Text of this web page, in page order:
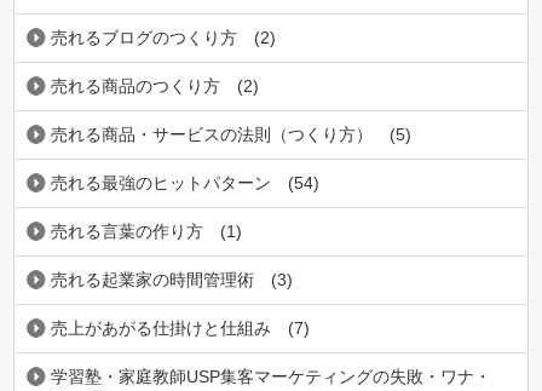
売れるブログのつくり方 (2)
売れる商品のつくり方 (2)
売れる商品・サービスの法則（つくり方） (5)
売れる最強のヒットパターン (54)
売れる言葉の作り方 (1)
売れる起業家の時間管理術 (3)
売上があがる仕掛けと仕組み (7)
学習塾・家庭教師USP集客マーケティングの失敗・ワナ・